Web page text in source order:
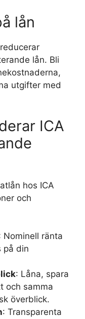
lån
lån. Bli
utgifter med
ICA
hos ICA
och
Nominell ränta
på din
: Låna, spara
och samma
överblick.
: Transparenta